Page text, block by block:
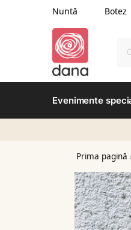
Nuntă Botez
Evenimente
Prima pagină